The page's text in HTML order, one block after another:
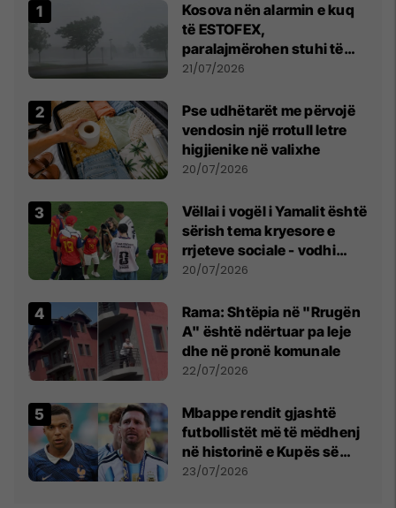
Kosova nën alarmin e kuq
të ESTOFEX,
paralajmërohen stuhi të
fuqishme me breshër dhe
21/07/2026
Pse udhëtarët me përvojë
vendosin një rrotull letre
higjienike në valixhe
20/07/2026
Vëllai i vogël i Yamalit është
sërish tema kryesore e
rrjeteve sociale - vodhi
vëmendjen pas finales së
20/07/2026
Rama: Shtëpia në "Rrugën
A" është ndërtuar pa leje
dhe në pronë komunale
22/07/2026
Mbappe rendit gjashtë
futbollistët më të mëdhenj
në historinë e Kupës së
Botës, Messi mbetet i dyti
23/07/2026